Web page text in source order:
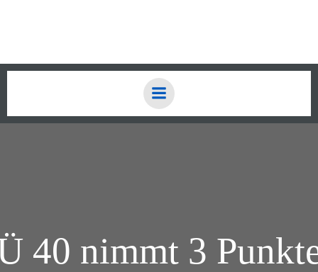
40 nimmt 3